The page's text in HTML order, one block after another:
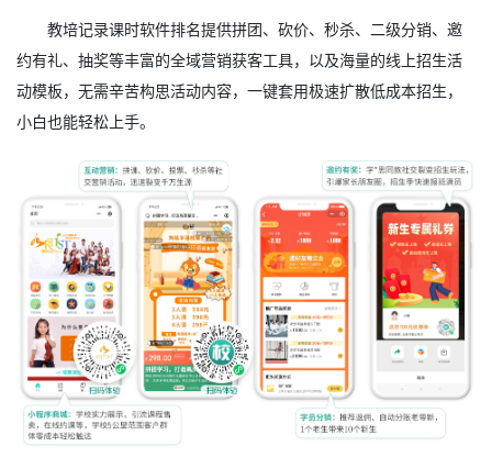
教培记录课时软件排名提供拼团、砍价、秒杀、二级分销、邀
约有礼、抽奖等丰富的全域营销获客工具，以及海量的线上招生活
动模板，无需辛苦构思活动内容，一键套用极速扩散低成本招生，
小白也能轻松上手。